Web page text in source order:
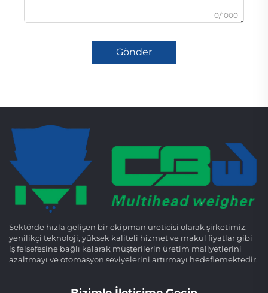
0/1000
Gönder
Sektörde hızla gelişen bir ekipman üreticisi olarak şirketimiz,
yenilikçi teknoloji, yüksek kaliteli hizmet ve makul fiyatlar gibi
iş felsefesine bağlı kalarak müşterilerin üretim maliyetlerini
azaltmayı ve otomasyon seviyelerini artırmayı hedeflemektedir.